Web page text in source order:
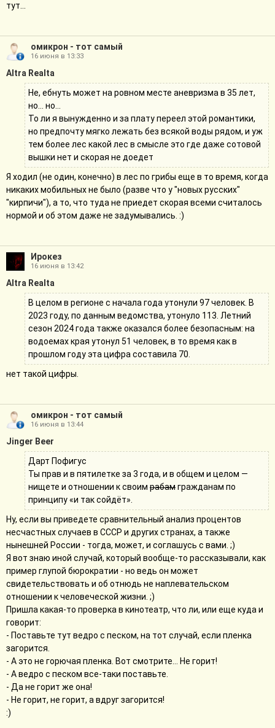
тут...
омикрон - тот самый
16 июня в 13:33
Altra Realta
Не, ебнуть может на ровном месте аневризма в 35 лет,
но... но...
То ли я вынужденно и за плату переел этой романтики,
но предпочту мягко лежать без всякой воды рядом, и уж
тем более лес какой лес в смысле это где даже сотовой
вышки нет и скорая не доедет
Я ходил (не один, конечно) в лес по грибы еще в то время, когда
никаких мобильных не было (разве что у "новых русских"
"кирпичи"), а то, что туда не приедет скорая всеми считалось
нормой и об этом даже не задумывались. :)
Ирокез
16 июня в 13:42
Altra Realta
В целом в регионе с начала года утонули 97 человек. В
2023 году, по данным ведомства, утонуло 113. Летний
сезон 2024 года также оказался более безопасным: на
водоемах края утонул 51 человек, в то время как в
прошлом году эта цифра составила 70.
нет такой цифры.
омикрон - тот самый
16 июня в 13:44
Jinger Beer
Дарт Пофигус
Ты прав и в пятилетке за 3 года, и в общем и целом —
нищете и отношении к своим рабамгражданам по
принципу «и так сойдёт».
Ну, если вы приведете сравнительный анализ процентов
несчастных случаев в СССР и других странах, а также
нынешней России - тогда, может, и соглашусь с вами. ;)
Я вот знаю иной случай, который вообще-то рассказывали, как
пример глупой бюрократии - но ведь он может
свидетельствовать и об отнюдь не наплевательском
отношении к человеческой жизни. ;)
Пришла какая-то проверка в кинотеатр, что ли, или еще куда и
говорит:
- Поставьте тут ведро с песком, на тот случай, если пленка
загорится.
- А это не горючая пленка. Вот смотрите... Не горит!
- А ведро с песком все-таки поставьте.
- Да не горит же она!
- Не горит, не горит, а вдруг загорится!
:)